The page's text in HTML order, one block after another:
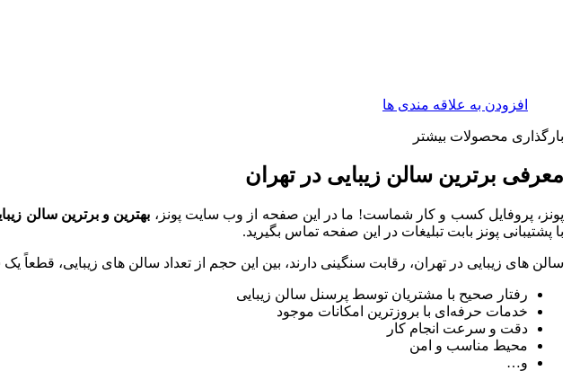
افزودن به علاقه مندی ها
بارگذاری محصولات بیشتر
معرفی برترین سالن زیبایی در تهران
پونز، پروفایل کسب و کار شماست! ما در این صفحه از وب سایت پونز، بهترین و برترین سالن
با پشتیبانی پونز بابت تبلیغات در این صفحه تماس بگیرید.
سالن های زیبایی در تهران، رقابت سنگینی دارند، بین این حجم از تعداد سالن های زیبایی،
رفتار صحیح با مشتریان توسط پرسنل سالن زیبایی
خدمات حرفه‌ای با بروزترین امکانات موجود
دقت و سرعت انجام کار
محیط مناسب و امن
و…